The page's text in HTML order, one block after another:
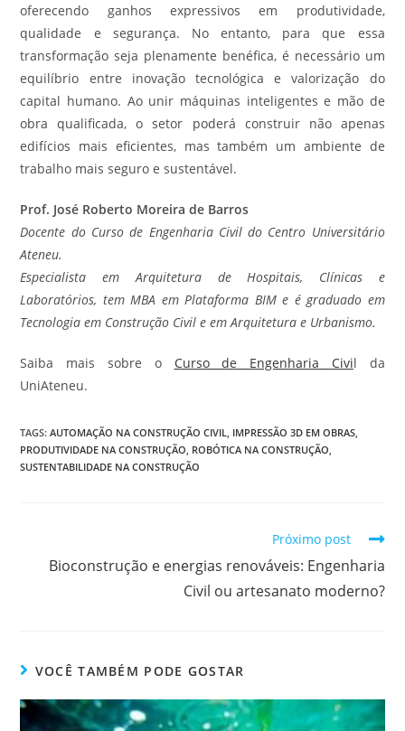
oferecendo ganhos expressivos em produtividade,
qualidade e segurança. No entanto, para que essa
transformação seja plenamente benéfica, é necessário um
equilíbrio entre inovação tecnológica e valorização do
capital humano. Ao unir máquinas inteligentes e mão de
obra qualificada, o setor poderá construir não apenas
edifícios mais eficientes, mas também um ambiente de
trabalho mais seguro e sustentável.
Prof. José Roberto Moreira de Barros
Docente do Curso de Engenharia Civil do Centro Universitário
Ateneu.
Especialista em Arquitetura de Hospitais, Clínicas e
Laboratórios, tem MBA em Plataforma BIM e é graduado em
Tecnologia em Construção Civil e em Arquitetura e Urbanismo.
Saiba mais sobre o Curso de Engenharia Civil da
UniAteneu.
TAGS:AUTOMAÇÃO NA CONSTRUÇÃO CIVIL IMPRESSÃO 3D EM OBRAS
PRODUTIVIDADE NA CONSTRUÇÃO ROBÓTICA NA CONSTRUÇÃO
SUSTENTABILIDADE NA CONSTRUÇÃO
Próximo post
Bioconstrução e energias renováveis: Engenharia
Civil ou artesanato moderno?
VOCÊ TAMBÉM PODE GOSTAR